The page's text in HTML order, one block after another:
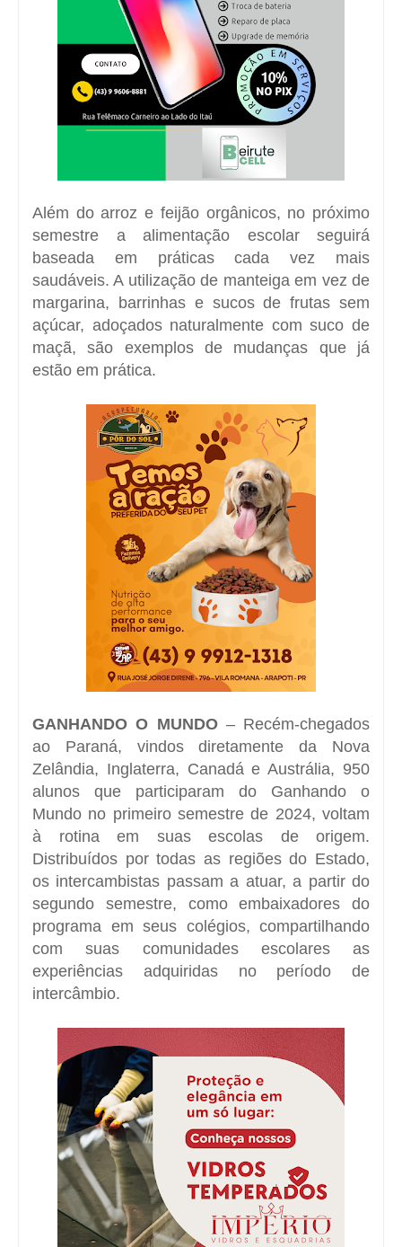
Além do arroz e feijão orgânicos, no próximo
semestre a alimentação escolar seguirá
baseada em práticas cada vez mais
saudáveis. A utilização de manteiga em vez de
margarina, barrinhas e sucos de frutas sem
açúcar, adoçados naturalmente com suco de
maçã, são exemplos de mudanças que já
estão em prática.
GANHANDO O MUNDO– Recém-chegados
ao Paraná, vindos diretamente da Nova
Zelândia, Inglaterra, Canadá e Austrália, 950
alunos que participaram do Ganhando o
Mundo no primeiro semestre de 2024, voltam
à rotina em suas escolas de origem.
Distribuídos por todas as regiões do Estado,
os intercambistas passam a atuar, a partir do
segundo semestre, como embaixadores do
programa em seus colégios, compartilhando
com suas comunidades escolares as
experiências adquiridas no período de
intercâmbio.